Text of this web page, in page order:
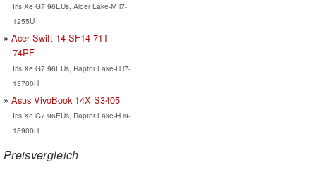
Iris Xe G7 96EUs, Alder Lake-M i7-
1255U
Acer Swift 14 SF14-71T-
74RF
Iris Xe G7 96EUs, Raptor Lake-H i7-
13700H
Asus VivoBook 14X S3405
Iris Xe G7 96EUs, Raptor Lake-H i9-
13900H
Preisvergleich